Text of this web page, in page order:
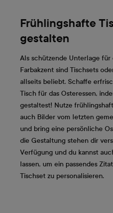
Frühlingshafte
gestalten
Als schützende Unterlage
Farbakzent sind Tischsets
allseits beliebt. Schaffe
Tisch für das Osteressen,
gestaltest! Nutze
auch Bilder vom letzten
und bring eine persönliche
die Gestaltung stehen dir
Verfügung und du kannst
lassen, um ein passendes
Tischset zu personalisieren.